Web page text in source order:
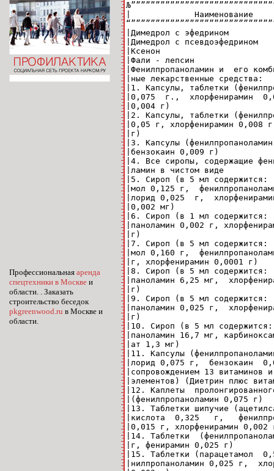
Профессиональная аренда
спецтехники в Москве и
области. . Заказать
строительство беседок
pkgreenwood.ru в Москве и
области.
|             Наименование
|Димедрол с эфедрином
|Димедрол с псевдоэфедрином
|Ксенон
|Фали - лепсин
|Фенилпропаноламин и  его
|ные лекарственные средства:
|1. Капсулы, таблетки
|0,075  г.,  хлорфенирамин
|0,004 г)
|2. Капсулы, таблетки
|0,05 г, хлорфенирамин 0,008
|г)
|3. Капсулы
|бензокаин 0,009 г)
|4. Все сиропы, содержащие
|ламин в чистом виде
|5. Сироп (в 5 мл содержится:
|мол 0,125 г,
|лорид 0,025  г,
|0,002 мг)
|6. Сироп (в 1 мл
|паноламин 0,002 г,
|г)
|7. Сироп (в 5 мл
|мол 0,160 г,
|г, хлорфенирамин 0,0001 г)
|8. Сироп (в 5 мл
|паноламин 6,25 мг,
|г)
|9. Сироп (в 5 мл
|паноламин 0,025 г,
|г)
|10. Сироп (в 5 мл
|паноламин 16,7 мг,
|ат 1,3 мг)
|11. Капсулы
|лорид 0,075 г,  бензокаин
|сопровождением 13 витаминов
|элементов) (Диетрин плюс
|12. Каплеты
|(фенилпропаноламин 0,075 г)
|13. Таблетки шипучие
|кислота  0,325   г,
|0,015 г, хлорфенирамин 0,002
|14. Таблетки
|г, фенирамин 0,025 г)
|15. Таблетки (парацетамол
|нилпропаноламин 0,025 г,